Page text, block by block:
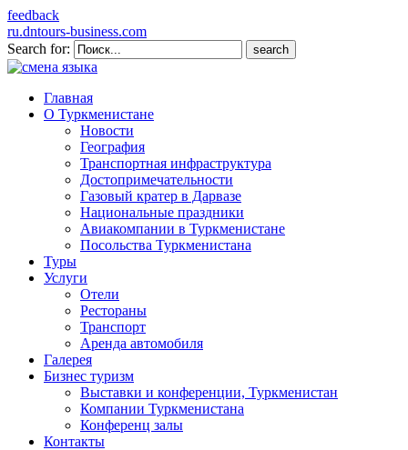
feedback
ru.dntours-business.com
Search for:
Главная
О Туркменистане
Новости
География
Транспортная инфраструктура
Достопримечательности
Газовый кратер в Дарвазе
Национальные праздники
Авиакомпании в Туркменистане
Посольства Туркменистана
Туры
Услуги
Отели
Рестораны
Транспорт
Аренда автомобиля
Галерея
Бизнес туризм
Выставки и конференции, Туркменистан
Компании Туркменистана
Конференц залы
Контакты